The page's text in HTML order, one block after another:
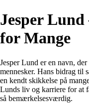
Jesper
for Mange
Jesper Lund er en navn,
mennesker. Hans bidrag til
en kendt skikkelse på
Lunds liv og karriere for at
så bemærkelsesværdig.